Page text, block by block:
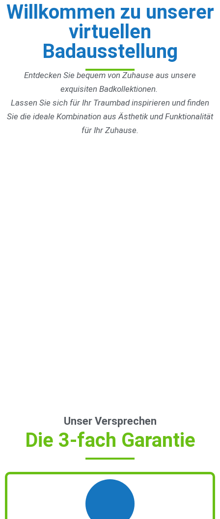
Willkommen zu unserer
virtuellen
Badausstellung
Entdecken Sie bequem von Zuhause aus unsere
exquisiten Badkollektionen.
Lassen Sie sich für Ihr Traumbad inspirieren und finden
Sie die ideale Kombination aus Ästhetik und Funktionalität
für Ihr Zuhause.
Unser Versprechen
Die 3-fach Garantie